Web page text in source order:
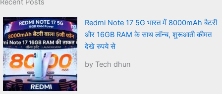
Recent Posts
Redmi Note 17 5G भारत में 8000mAh बैटरी
और 16GB RAM के साथ लॉन्च, शुरूआती कीमत
देखे रुपये से
by Tech dhun